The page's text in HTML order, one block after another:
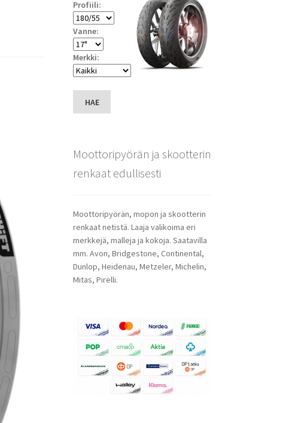
Profiili:
Vanne:
Merkki:
HAE
Moottoripyörän ja skootterin
renkaat edullisesti
Moottoripyörän, mopon ja skootterin
renkaat netistä. Laaja valikoima eri
merkkejä, malleja ja kokoja. Saatavilla
mm. Avon, Bridgestone, Continental,
Dunlop, Heidenau, Metzeler, Michelin,
Mitas, Pirelli.